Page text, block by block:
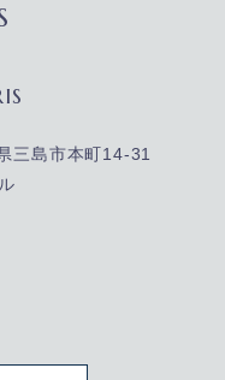
三島市本町14-31